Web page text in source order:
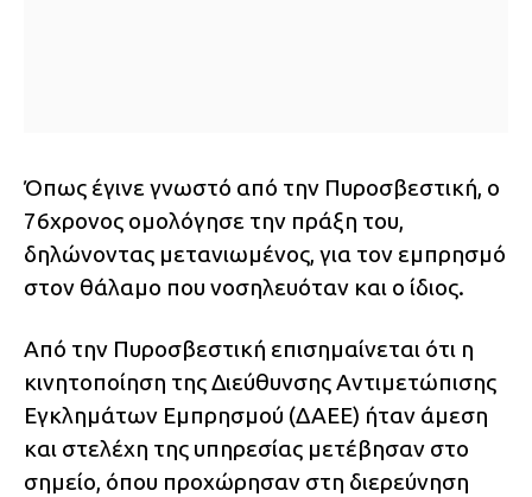
Όπως έγινε γνωστό από την Πυροσβεστική, ο
76χρονος ομολόγησε την πράξη του,
δηλώνοντας μετανιωμένος, για τον εμπρησμό
στον θάλαμο που νοσηλευόταν και ο ίδιος.
Από την Πυροσβεστική επισημαίνεται ότι η
κινητοποίηση της Διεύθυνσης Αντιμετώπισης
Εγκλημάτων Εμπρησμού (ΔΑΕΕ) ήταν άμεση
και στελέχη της υπηρεσίας μετέβησαν στο
σημείο, όπου προχώρησαν στη διερεύνηση